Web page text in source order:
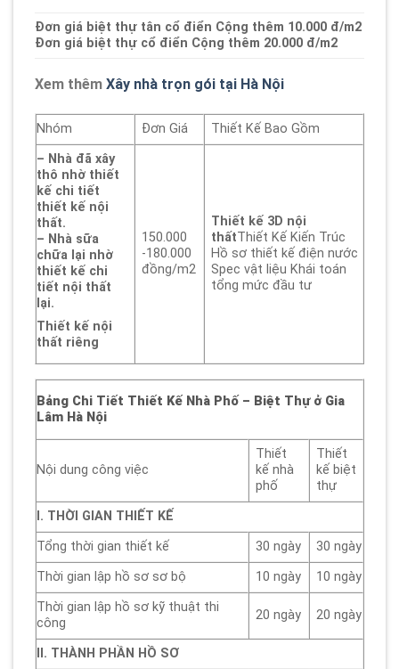
Đơn giá biệt thự tân cổ điển Cộng thêm 10.000 đ/m2
Đơn giá biệt thự cổ điển Cộng thêm 20.000 đ/m2
Xem thêm Xây nhà trọn gói tại Hà Nội
Nhóm Đơn Giá
Thiết Kế Bao Gồm
– Nhà đã xây
thô nhờ thiết
kế chi tiết
thiết kế nội
thất.
– Nhà sữa
chữa lại nhờ
thiết kế chi
tiết nội thất
lại.
Thiết kế nội
thất riêng
150.000
-180.000
đồng/m2
Thiết kế 3D nội
thấtThiết Kế Kiến Trúc
Hồ sơ thiết kế điện nước
Spec vật liệu Khái toán
tổng mức đầu tư
Bảng Chi Tiết Thiết Kế Nhà Phố – Biệt Thự ở Gia
Lâm Hà Nội
Nội dung công việc
Thiết
kế nhà
phố
Thiết
kế biệt
thự
I. THỜI GIAN THIẾT KẾ
Tổng thời gian thiết kế
30 ngày
30 ngày
Thời gian lập hồ sơ sơ bộ
10 ngày
10 ngày
Thời gian lập hồ sơ kỹ thuật thi
công
20 ngày 20 ngày
II. THÀNH PHẦN HỒ SƠ